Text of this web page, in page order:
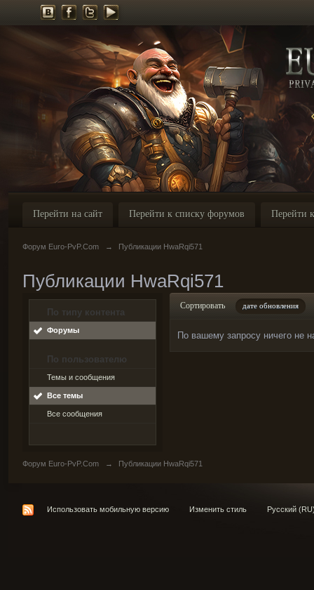
Перейти на сайт Перейти к списку форумов Перейти
Форум Euro-PvP.Com → Публикации HwaRqi571
Публикации HwaRqi571
По типу контента
Форумы
По пользователю
Темы и сообщения
Все темы
Все сообщения
Сортировать дате обновления
По вашему запросу ничего не
Форум Euro-PvP.Com → Публикации HwaRqi571
Использовать мобильную версию Изменить стиль Русский